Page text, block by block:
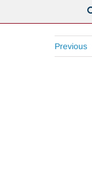
Previous